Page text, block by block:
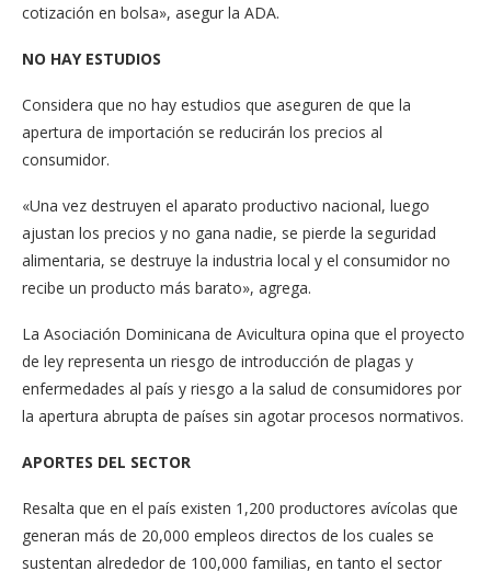
cotización en bolsa», asegur la ADA.
NO HAY ESTUDIOS
Considera que no hay estudios que aseguren de que la
apertura de importación se reducirán los precios al
consumidor.
«Una vez destruyen el aparato productivo nacional, luego
ajustan los precios y no gana nadie, se pierde la seguridad
alimentaria, se destruye la industria local y el consumidor no
recibe un producto más barato», agrega.
La Asociación Dominicana de Avicultura opina que el proyecto
de ley representa un riesgo de introducción de plagas y
enfermedades al país y riesgo a la salud de consumidores por
la apertura abrupta de países sin agotar procesos normativos.
APORTES DEL SECTOR
Resalta que en el país existen 1,200 productores avícolas que
generan más de 20,000 empleos directos de los cuales se
sustentan alrededor de 100,000 familias, en tanto el sector